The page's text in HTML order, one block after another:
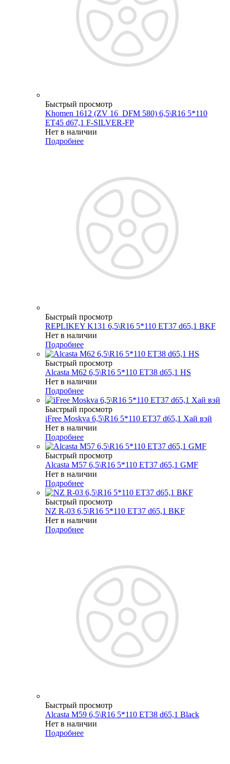
Быстрый просмотр
Khomen 1612 (ZV 16_DFM 580) 6,5\R16 5*110
ET45 d67,1 F-SILVER-FP
Нет в наличии
Подробнее
Быстрый просмотр
REPLIKEY K131 6,5\R16 5*110 ET37 d65,1 BKF
Нет в наличии
Подробнее
Быстрый просмотр
Alcasta M62 6,5\R16 5*110 ET38 d65,1 HS
Нет в наличии
Подробнее
Быстрый просмотр
iFree Moskva 6,5\R16 5*110 ET37 d65,1 Хай вэй
Нет в наличии
Подробнее
Быстрый просмотр
Alcasta M57 6,5\R16 5*110 ET37 d65,1 GMF
Нет в наличии
Подробнее
Быстрый просмотр
NZ R-03 6,5\R16 5*110 ET37 d65,1 BKF
Нет в наличии
Подробнее
Быстрый просмотр
Alcasta M59 6,5\R16 5*110 ET38 d65,1 Black
Нет в наличии
Подробнее